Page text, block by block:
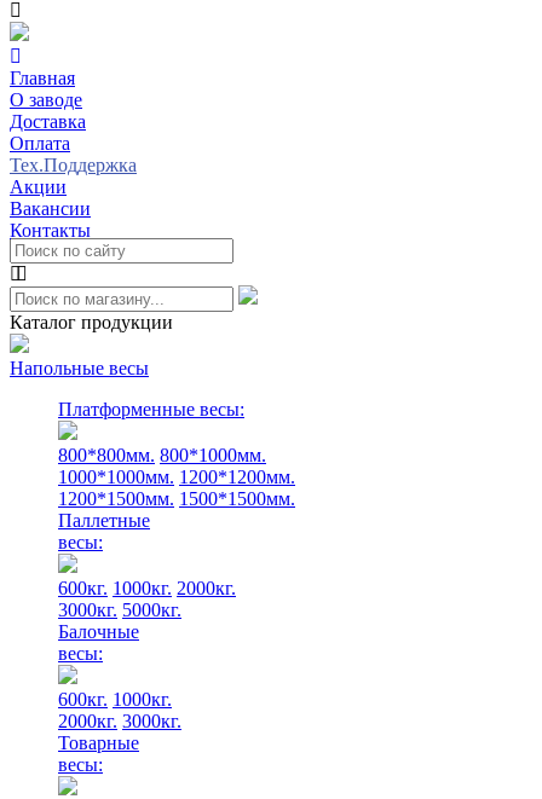
Главная
О заводе
Доставка
Оплата
Тех.Поддержка
Акции
Вакансии
Контакты
Каталог продукции
Напольные весы
Платформенные весы:
800*800мм. 800*1000мм.
1000*1000мм. 1200*1200мм.
1200*1500мм. 1500*1500мм.
Паллетные
весы:
600кг. 1000кг. 2000кг.
3000кг. 5000кг.
Балочные
весы:
600кг. 1000кг.
2000кг. 3000кг.
Товарные
весы: